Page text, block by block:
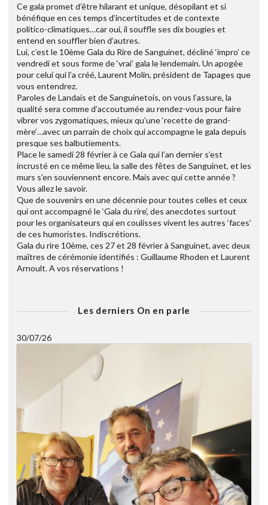
Ce gala promet d’être hilarant et unique, désopilant et si
bénéfique en ces temps d’incertitudes et de contexte
politico-climatiques…car oui, il souffle ses dix bougies et
entend en souffler bien d’autres.
Lui, c’est le 10ème Gala du Rire de Sanguinet, décliné ‘impro’ ce
vendredi et sous forme de ‘vrai’ gala le lendemain. Un apogée
pour celui qui l’a créé, Laurent Molin, président de Tapages que
vous entendrez.
Paroles de Landais et de Sanguinetois, on vous l’assure, la
qualité sera comme d’accoutumée au rendez-vous pour faire
vibrer vos zygomatiques, mieux qu’une ‘recette de grand-
mère’…avec un parrain de choix qui accompagne le gala depuis
presque ses balbutiements.
Place le samedi 28 février à ce Gala qui l’an dernier s’est
incrusté en ce même lieu, la salle des fêtes de Sanguinet, et les
murs s’en souviennent encore. Mais avec qui cette année ?
Vous allez le savoir.
Que de souvenirs en une décennie pour toutes celles et ceux
qui ont accompagné le ‘Gala du rire’, des anecdotes surtout
pour les organisateurs qui en coulisses vivent les autres ‘faces’
de ces humoristes. Indiscrétions.
Gala du rire 10ème, ces 27 et 28 février à Sanguinet, avec deux
maîtres de cérémonie identifiés : Guillaume Rhoden et Laurent
Arnoult. A vos réservations !
Les derniers On en parle
30/07/26